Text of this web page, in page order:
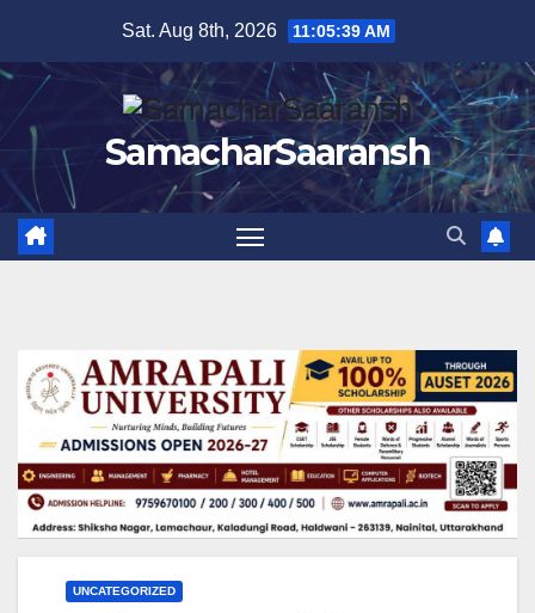
content
Sat. Aug 8th, 2026 11:05:39 AM
SamacharSaaransh
UNCATEGORIZED